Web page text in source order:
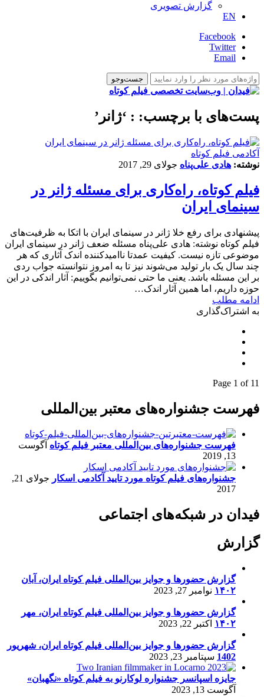
گزارش تصویری
EN
Facebook
Twitter
Email
پست‌های با برچسب: : ‘ژانر’
آکادمی فیلم کوتاه
نوشته: هادی علی‌پناه جولای 29, 2017
فیلم کوتاه، راه‌کاری برای مسئله ژانر در
سینمای ایران
پیشنهادی برای رفع خلا ژانر در سینمای ایران با اتکا به ظرفیت‌های
فیلم کوتاه نوشته: هادی علی‌پناه مسئله ضعف ژانر در سینمای ایران
موضوعی تازه نیست. کیفیت عمدتا ناامیدکننده اندک آثاری که هر
چند سال یک بار تولید می‌شوند نیز تا به امروز نتوانسته جواب ردی
بر این مسئله باشد. یعنی ما حتی نمی‌توانیم بگوییم: آثار اندکی در این
حوزه داریم، اما همین آثار اندک…
ادامه مطلب
به اشتراک‌گذاری
Page 1 of 11
فهرست جشنواره‌های معتبر بین‌المللی
فهرست جشنواره‌های بین‌المللی معتبر فیلم کوتاه آگوست
13, 2019
جشنواره‌های فیلم کوتاه مورد تایید آکادمی اسکار
جولای 21,
2017
فیدان در شبکه‌های اجتماعی
گزارش
گزارش حضورها و جوایز بین‌المللی فیلم کوتاه ایران، آبان
۱۴۰۲ نوامبر 27, 2023
گزارش حضورها و جوایز بین‌المللی فیلم کوتاه ایران، مهر
۱۴۰۲ اکتبر 22, 2023
گزارش حضورها و جوایز بین‌المللی فیلم کوتاه ایران، شهریور
1402 سپتامبر 23, 2023
جایزه اسپانسر جشنواره لوکارنو به فیلم کوتاه «نگهبان»
آگوست 13, 2023